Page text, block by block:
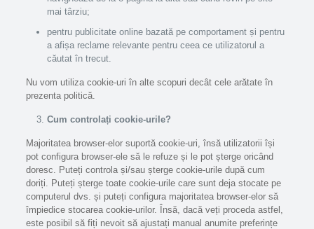
mai târziu;
pentru publicitate online bazată pe comportament și pentru
a afișa reclame relevante pentru ceea ce utilizatorul a
căutat în trecut.
Nu vom utiliza cookie-uri în alte scopuri decât cele arătate în
prezenta politică.
Cum controlați cookie-urile?
Majoritatea browser-elor suportă cookie-uri, însă utilizatorii își
pot configura browser-ele să le refuze și le pot șterge oricând
doresc. Puteți controla și/sau șterge cookie-urile după cum
doriți. Puteți șterge toate cookie-urile care sunt deja stocate pe
computerul dvs. și puteți configura majoritatea browser-elor să
împiedice stocarea cookie-urilor. Însă, dacă veți proceda astfel,
este posibil să fiți nevoit să ajustați manual anumite preferințe